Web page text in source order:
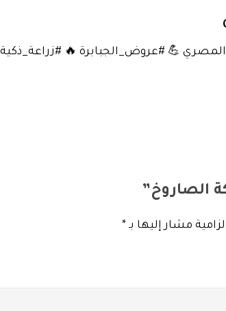
💪 #عروض_الجبابرة 🔥 #زراعة_ذكية
الصاروخ”
مشار إليها بـ *